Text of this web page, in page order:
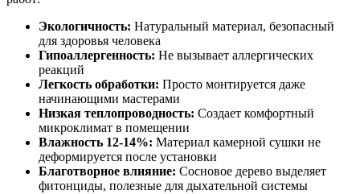
Экологичность: Натуральный материал, безопасный
для здоровья человека
Гипоаллергенность: Не вызывает аллергических
реакций
Легкость обработки: Просто монтируется даже
начинающими мастерами
Низкая теплопроводность: Создает комфортный
микроклимат в помещении
Влажность 12-14%: Материал камерной сушки не
деформируется после установки
Благотворное влияние: Сосновое дерево выделяет
фитонциды, полезные для дыхательной системы